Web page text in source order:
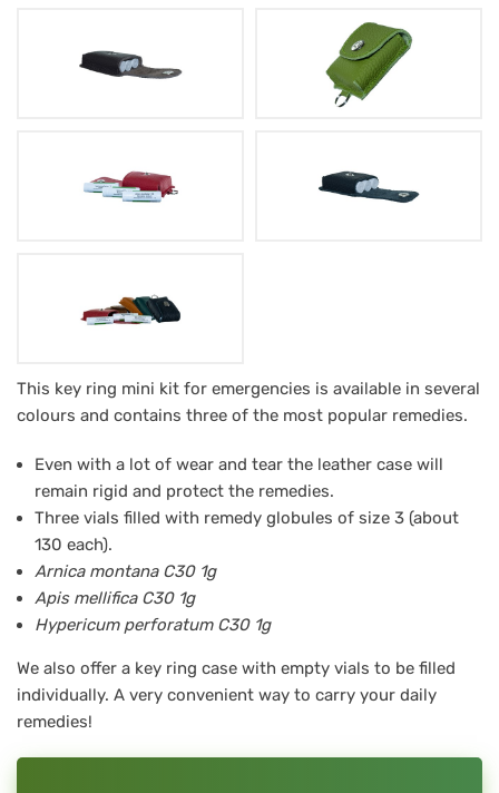
Gyógyszer
-
Kulcstartó
db
1g
fekete,
töltve
This key ring mini kit for emergencies is available in several
colours and contains three of the most popular remedies.
Even with a lot of wear and tear the leather case will
remain rigid and protect the remedies.
Three vials filled with remedy globules of size 3 (about
130 each).
Arnica montana C30 1g
Apis mellifica C30 1g
Hypericum perforatum C30 1g
We also offer a key ring case with empty vials to be filled
individually. A very convenient way to carry your daily
remedies!